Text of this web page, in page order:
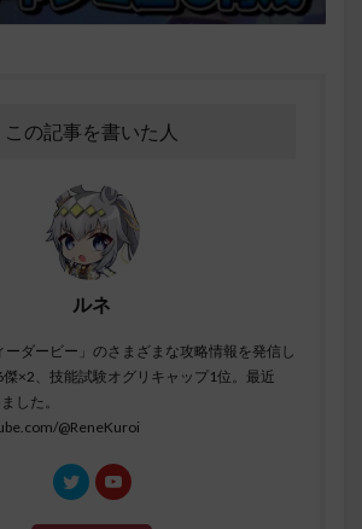
この記事を書いた人
ルネ
ーダービー」のさまざまな攻略情報を発信し
×2、技能試験オグリキャップ1位。最近
した。
@ReneKuroi